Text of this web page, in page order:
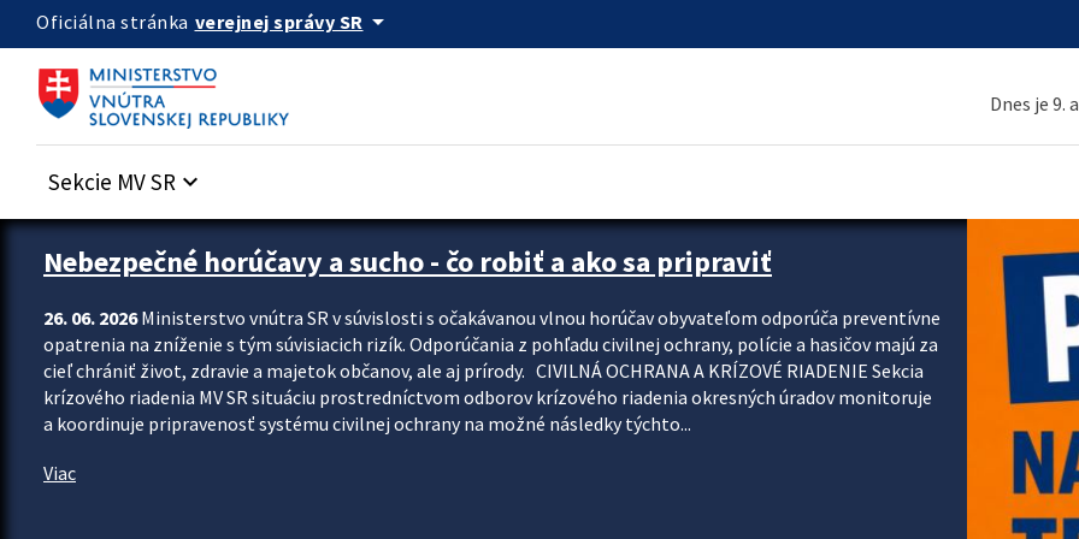
Preskocit na hlavný obsah
Oficiálna stránka verejnej správy SR arrow_drop_down
Dnes je 9.
Sekcie MV SR keyboard_arrow_down
Zastavit automatický posun upútavok
Nebezpečné horúčavy a sucho - čo robiť a ako sa pripraviť
26. 06. 2026Ministerstvo vnútra SR v súvislosti s očakávanou vlnou horúčav obyvateľom odporúča preventívne
opatrenia na zníženie s tým súvisiacich rizík. Odporúčania z pohľadu civilnej ochrany, polície a hasičov majú za
cieľ chrániť život, zdravie a majetok občanov, ale aj prírody. CIVILNÁ OCHRANA A KRÍZOVÉ RIADENIE Sekcia
krízového riadenia MV SR situáciu prostredníctvom odborov krízového riadenia okresných úradov monitoruje
a koordinuje pripravenosť systému civilnej ochrany na možné následky týchto...
Viac